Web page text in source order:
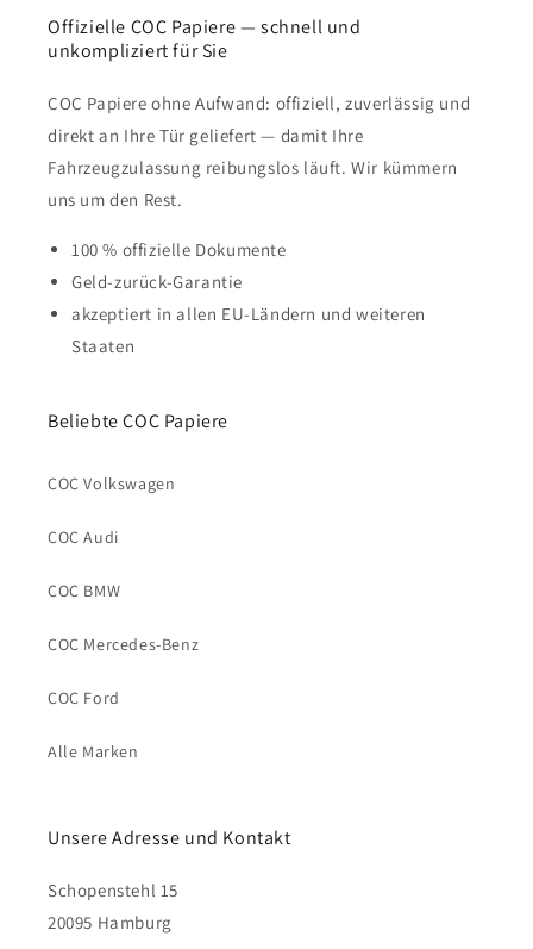
Offizielle COC Papiere — schnell und
unkompliziert für Sie
COC Papiere ohne Aufwand: offiziell, zuverlässig und
direkt an Ihre Tür geliefert — damit Ihre
Fahrzeugzulassung reibungslos läuft. Wir kümmern
uns um den Rest.
100 % offizielle Dokumente
Geld-zurück-Garantie
akzeptiert in allen EU-Ländern und weiteren
Staaten
Beliebte COC Papiere
COC Volkswagen
COC Audi
COC BMW
COC Mercedes-Benz
COC Ford
Alle Marken
Unsere Adresse und Kontakt
Schopenstehl 15
20095 Hamburg